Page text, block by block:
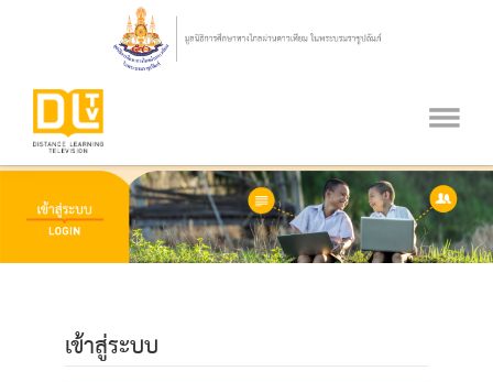
เข้าสู่ระบบ